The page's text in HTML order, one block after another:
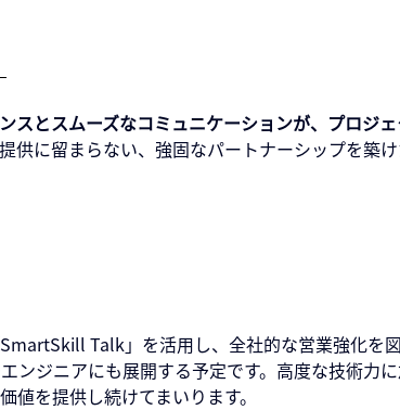
スとスムーズなコミュニケーションが、プロジ
に留まらない、強固なパートナーシップを築
Talk」を活用し、全社的な営業強化を図
ジニアにも展開する予定です。高度な技術力
を提供し続けてまいります。